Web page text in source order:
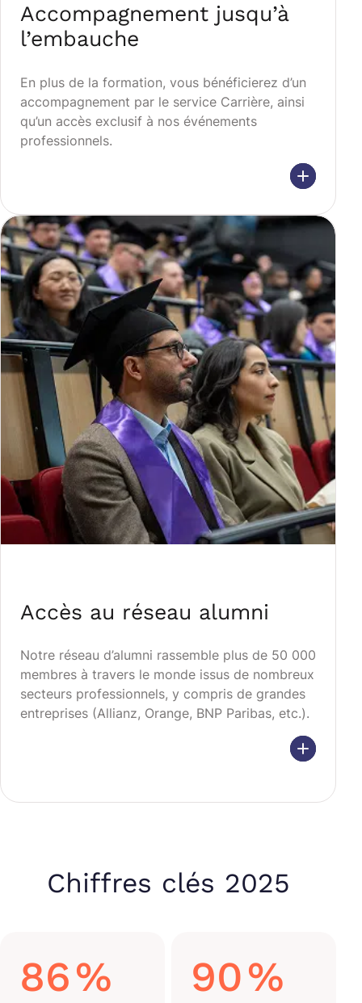
Accompagnement jusqu’à
l’embauche
En plus de la formation, vous bénéficierez d’un
accompagnement par le service Carrière, ainsi
qu’un accès exclusif à nos événements
professionnels.
Accès au réseau alumni
Notre réseau d’alumni rassemble plus de 50 000
membres à travers le monde issus de nombreux
secteurs professionnels, y compris de grandes
entreprises (Allianz, Orange, BNP Paribas, etc.).
Chiffres clés 2025
86% 90%